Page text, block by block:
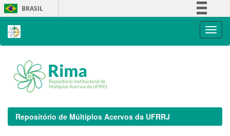
Skip
navigation
BRASIL
Repositório de Múltiplos Acervos da UFRRJ